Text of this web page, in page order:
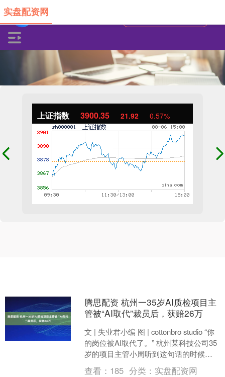
上证指数 3900.35 21.92 0.57%
实盘配资网
腾思配资 杭州一35岁AI质检项目主
管被“AI取代”裁员后，获赔26万
文 | 失业君小编 图 | cottonbro studio “你
的岗位被AI取代了。” 杭州某科技公司35
岁的项目主管小周听到这句话的时候，
大概整个人都懵了。....
查看： 185 分类： 实盘配资网